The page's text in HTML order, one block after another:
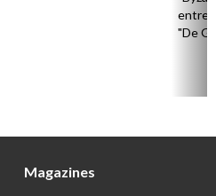
entre
"De
Magazines